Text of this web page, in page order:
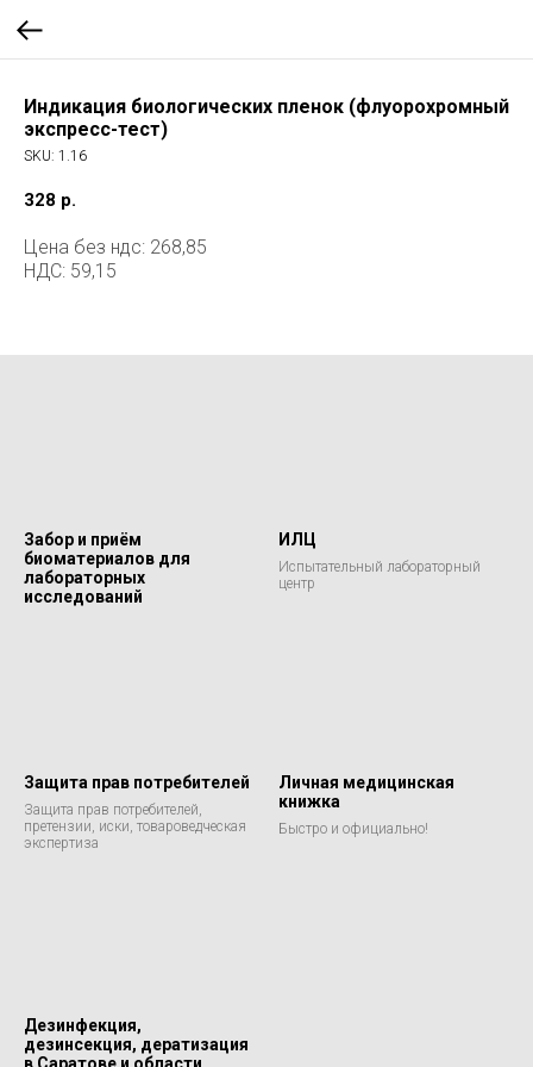
Индикация биологических пленок (флуорохромный
экспресс-тест)
SKU: 1.16
328 р.
Цена без ндс: 268,85
НДС: 59,15
Забор и приём
биоматериалов для
лабораторных
исследований
ИЛЦ
Испытательный лабораторный
центр
Защита прав потребителей
Защита прав потребителей,
претензии, иски, товароведческая
экспертиза
Личная медицинская
книжка
Быстро и официально!
Дезинфекция,
дезинсекция, дератизация